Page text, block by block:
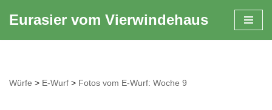
Eurasier vom Vierwindehaus
Würfe > E-Wurf > Fotos vom E-Wurf: Woche 9